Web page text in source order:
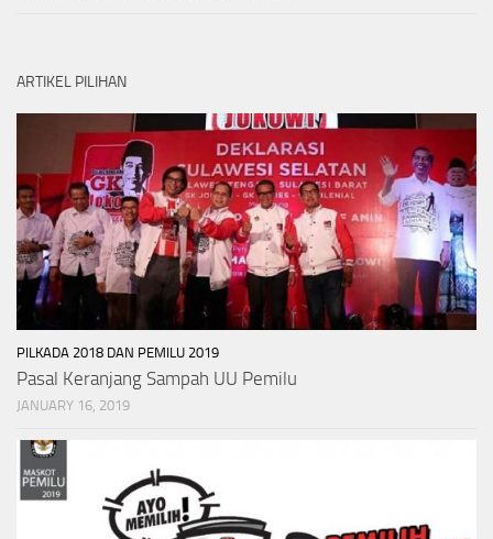
ARTIKEL PILIHAN
PILKADA 2018 DAN PEMILU 2019
Pasal Keranjang Sampah UU Pemilu
JANUARY 16, 2019